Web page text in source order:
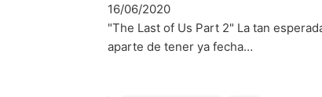
16/06/2020
"The Last of Us Part 2" La tan
aparte de tener ya fecha…